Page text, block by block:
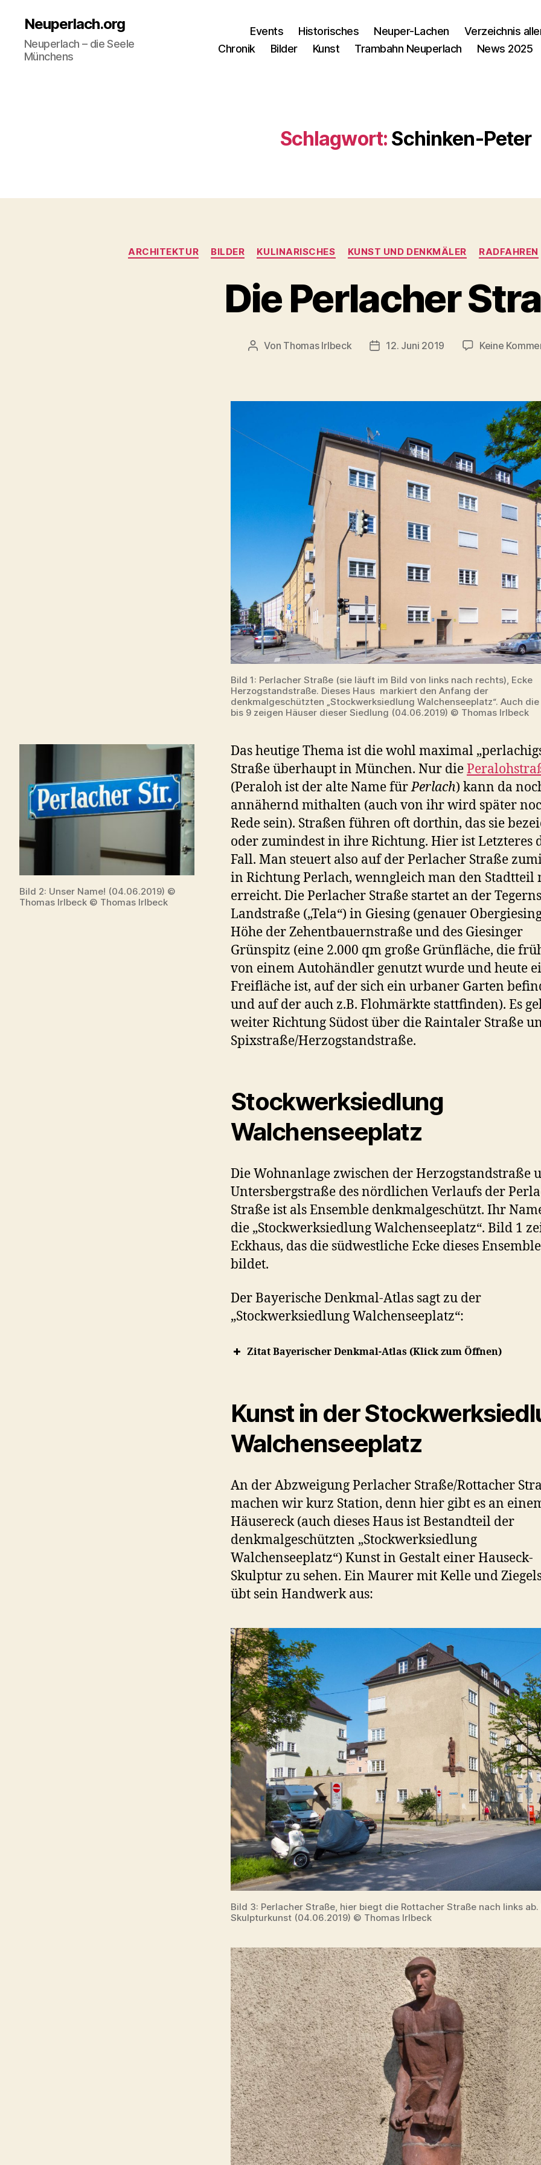
Neuperlach.org
Neuperlach – die Seele
Münchens
Events Historisches Neuper-Lachen Verzeichnis
Chronik
Bilder Kunst Trambahn Neuperlach News 2025
Schlagwort: Schinken-Peter
Kategorien
ARCHITEKTUR BILDER KULINARISCHES KUNST UND DENKMÄLER RADFAHREN
Die Perlacher
Beitragsautor
Von Thomas Irlbeck Veröffentlichungsdatum
12. Juni 2019 Keine
Bild 1: Perlacher Straße (sie läuft im Bild von links nach rechts), Ecke
Herzogstandstraße. Dieses Haus markiert den Anfang der
denkmalgeschützten „Stockwerksiedlung Walchenseeplatz“. Auch
bis 9 zeigen Häuser dieser Siedlung (04.06.2019) © Thomas Irlbeck
Bild 2: Unser Name! (04.06.2019) ©
Thomas Irlbeck © Thomas Irlbeck
Das heutige Thema ist die wohl maximal
Straße überhaupt in München. Nur die
(Peraloh ist der alte Name fürPerlach) kann da
annähernd mithalten (auch von ihr wird später
Rede sein). Straßen führen oft dorthin, das sie
oder zumindest in ihre Richtung. Hier ist Letzteres
Fall. Man steuert also auf der Perlacher Straße
in Richtung Perlach, wenngleich man den Stadtteil
erreicht. Die Perlacher Straße startet an der
Landstraße („Tela“) in Giesing (genauer
Höhe der Zehentbauernstraße und des Giesinger
Grünspitz (eine 2.000 qm große Grünfläche, die
von einem Autohändler genutzt wurde und heute
Freifläche ist, auf der sich ein urbaner Garten
und auf der auch z.B. Flohmärkte stattfinden). Es
weiter Richtung Südost über die Raintaler Straße
Spixstraße/Herzogstandstraße.
Stockwerksiedlung
Walchenseeplatz
Die Wohnanlage zwischen der Herzogstandstraße
Untersbergstraße des nördlichen Verlaufs der
Straße ist als Ensemble denkmalgeschützt. Ihr
die „Stockwerksiedlung Walchenseeplatz“. Bild 1
Eckhaus, das die südwestliche Ecke dieses
bildet.
Der Bayerische Denkmal-Atlas sagt zu der
„Stockwerksiedlung Walchenseeplatz“:
Zitat Bayerischer Denkmal-Atlas (Klick zum Öffnen)
Kunst in der
Walchenseeplatz
An der Abzweigung Perlacher Straße/Rottacher
machen wir kurz Station, denn hier gibt es an
Häusereck (auch dieses Haus ist Bestandteil der
denkmalgeschützten „Stockwerksiedlung
Walchenseeplatz“) Kunst in Gestalt einer Hauseck-
Skulptur zu sehen. Ein Maurer mit Kelle und
übt sein Handwerk aus:
Bild 3: Perlacher Straße, hier biegt die Rottacher Straße nach links ab.
Skulpturkunst (04.06.2019) © Thomas Irlbeck